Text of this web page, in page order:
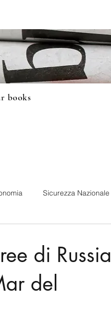
books
Sicurezza Nazionale
Corea del Nord
di Russia
del